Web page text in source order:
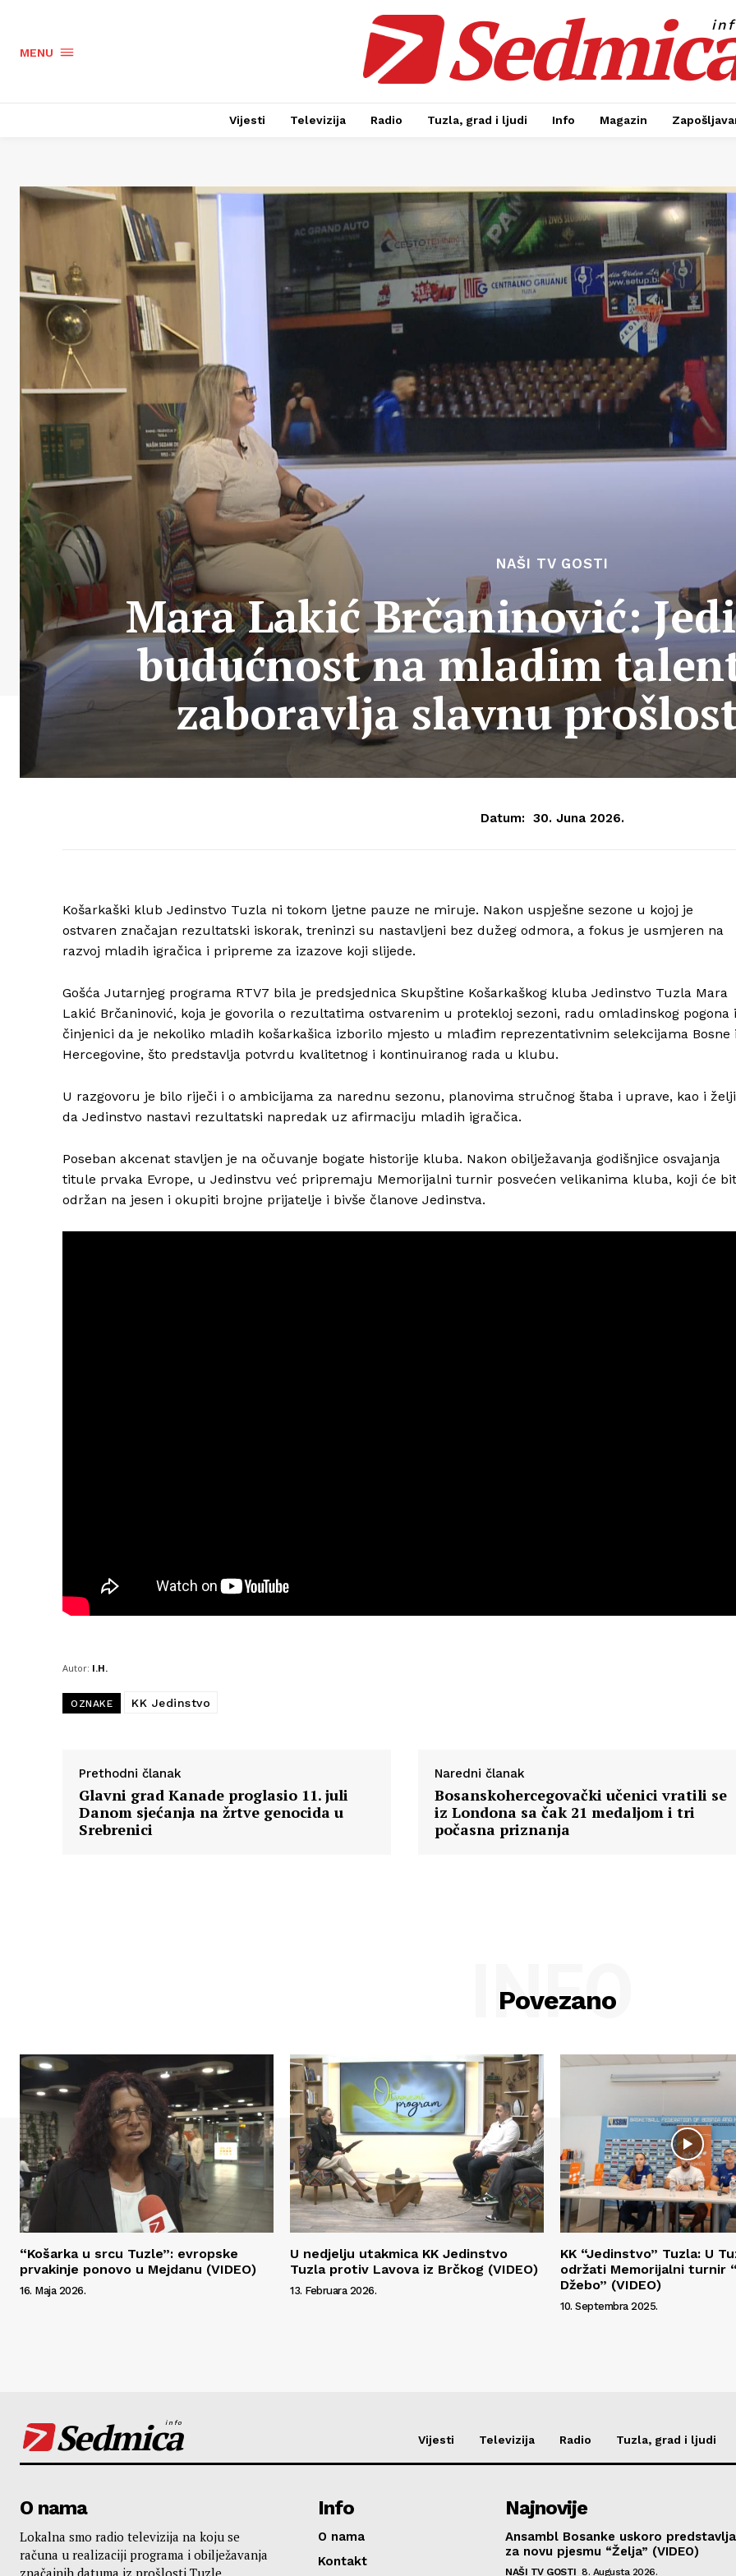
MENU
Vijesti Televizija Radio Tuzla, grad i ljudi Info Magazin
NAŠI TV GOSTI
Mara Lakić Brčaninović:
budućnost na mladim
zaboravlja slavnu
Datum: 30. Juna 2026.
Košarkaški klub Jedinstvo Tuzla ni tokom ljetne pauze ne miruje. Nakon uspješne sezone u kojoj je
ostvaren značajan rezultatski iskorak, treninzi su nastavljeni bez dužeg odmora, a fokus je usmjeren na
razvoj mladih igračica i pripreme za izazove koji slijede.
Gošća Jutarnjeg programa RTV7 bila je predsjednica Skupštine Košarkaškog kluba Jedinstvo Tuzla Mara
Lakić Brčaninović, koja je govorila o rezultatima ostvarenim u protekloj sezoni, radu omladinskog pogona i
činjenici da je nekoliko mladih košarkašica izborilo mjesto u mlađim reprezentativnim selekcijama Bosne
Hercegovine, što predstavlja potvrdu kvalitetnog i kontinuiranog rada u klubu.
U razgovoru je bilo riječi i o ambicijama za narednu sezonu, planovima stručnog štaba i uprave, kao i želji
da Jedinstvo nastavi rezultatski napredak uz afirmaciju mladih igračica.
Poseban akcenat stavljen je na očuvanje bogate historije kluba. Nakon obilježavanja godišnjice osvajanja
titule prvaka Evrope, u Jedinstvu već pripremaju Memorijalni turnir posvećen velikanima kluba, koji će
održan na jesen i okupiti brojne prijatelje i bivše članove Jedinstva.
Autor: I.H.
OZNAKE KK Jedinstvo
Prethodni članak
Glavni grad Kanade proglasio 11. juli
Danom sjećanja na žrtve genocida u
Srebrenici
Naredni članak
Bosanskohercegovački učenici vratili se
iz Londona sa čak 21 medaljom i tri
počasna priznanja
Povezano
INFO
“Košarka u srcu Tuzle”: evropske
prvakinje ponovo u Mejdanu (VIDEO)
16. Maja 2026.
U nedjelju utakmica KK Jedinstvo
Tuzla protiv Lavova iz Brčkog (VIDEO)
13. Februara 2026.
KK “Jedinstvo” Tuzla: U
održati Memorijalni turnir
Džebo” (VIDEO)
10. Septembra 2025.
Sedmica
info
Vijesti Televizija Radio Tuzla, grad i ljudi
O nama
Lokalna smo radio televizija na koju se
računa u realizaciji programa i obilježavanja
značajnih datuma iz prošlosti Tuzle,
Info
O nama
Kontakt
Najnovije
Ansambl Bosanke uskoro
za novu pjesmu “Želja” (VIDEO)
NAŠI TV GOSTI 8. Augusta 2026.